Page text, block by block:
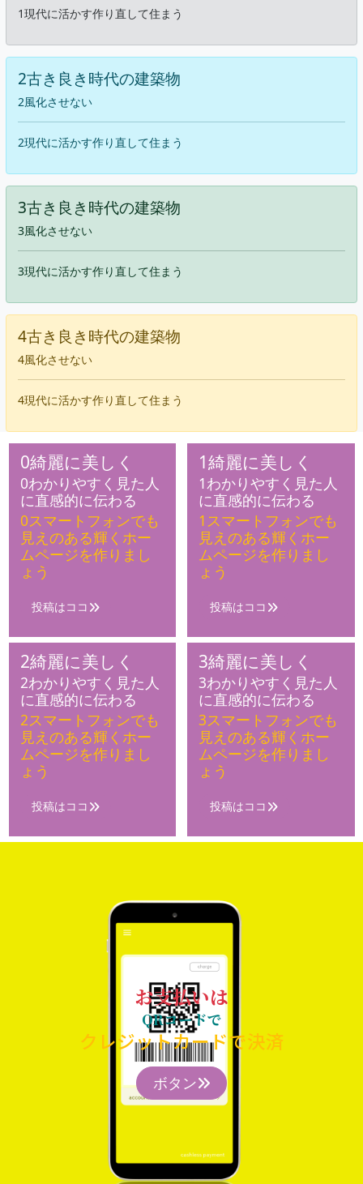
1現代に活かす作り直して住まう
2古き良き時代の建築物
2風化させない
2現代に活かす作り直して住まう
3古き良き時代の建築物
3風化させない
3現代に活かす作り直して住まう
4古き良き時代の建築物
4風化させない
4現代に活かす作り直して住まう
0綺麗に美しく
0わかりやすく見た人
に直感的に伝わる
0スマートフォンでも
見えのある輝くホー
ムページを作りまし
ょう
投稿はココ
1綺麗に美しく
1わかりやすく見た人
に直感的に伝わる
1スマートフォンでも
見えのある輝くホー
ムページを作りまし
ょう
投稿はココ
2綺麗に美しく
2わかりやすく見た人
に直感的に伝わる
2スマートフォンでも
見えのある輝くホー
ムページを作りまし
ょう
投稿はココ
3綺麗に美しく
3わかりやすく見た人
に直感的に伝わる
3スマートフォンでも
見えのある輝くホー
ムページを作りまし
ょう
投稿はココ
お支払いは
QRコードで
クレジットカードで決済
ボタン